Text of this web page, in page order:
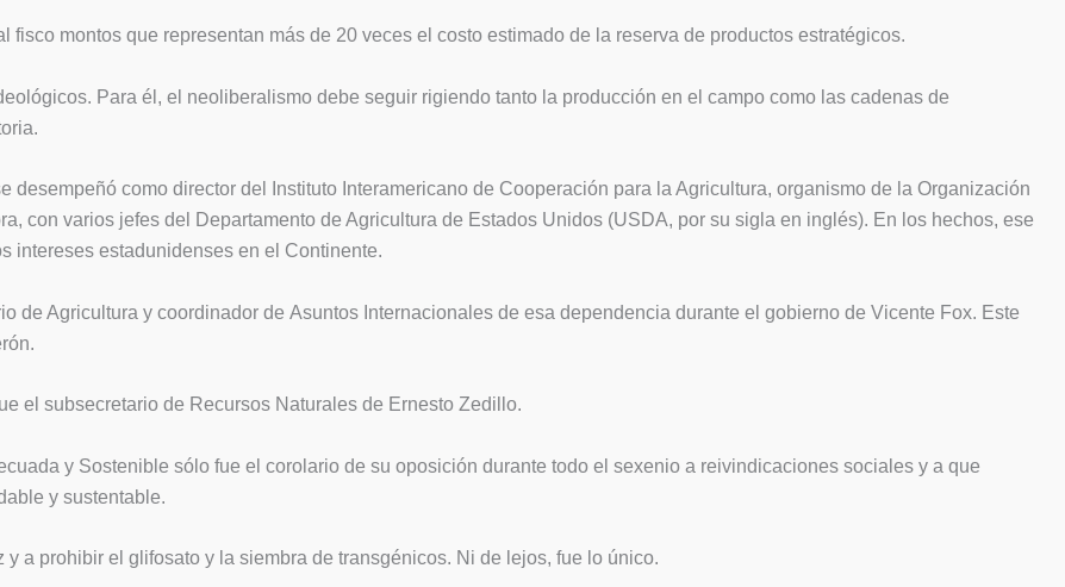
montos que representan más de 20 veces el costo estimado de la reserva de productos estratégicos.
Para él, el neoliberalismo debe seguir rigiendo tanto la producción en el campo como las cadenas de
desempeñó como director del Instituto Interamericano de Cooperación para la Agricultura, organismo de la Organización
con varios jefes del Departamento de Agricultura de Estados Unidos (USDA, por su sigla en inglés). En los hechos, ese
intereses estadunidenses en el Continente.
de Agricultura y coordinador de Asuntos Internacionales de esa dependencia durante el gobierno de Vicente Fox. Este
el subsecretario de Recursos Naturales de Ernesto Zedillo.
y Sostenible sólo fue el corolario de su oposición durante todo el sexenio a reivindicaciones sociales y a que
y sustentable.
a prohibir el glifosato y la siembra de transgénicos. Ni de lejos, fue lo único.